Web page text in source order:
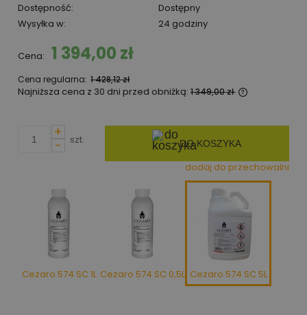
Dostępność:
Dostępny
Wysyłka w:
24 godziny
Cena: 1 394,00 zł
Cena regularna: 1 428,12 zł
Najniższa cena z 30 dni przed obniżką: 1 349,00 zł
Cezaro 574 SC 1L Cezaro 574 SC 0,5L Cezaro 574 SC 5L
+
-
szt. DO KOSZYKA
dodaj do przechowalni